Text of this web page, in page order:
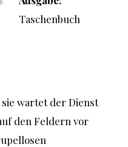
Taschenbuch
wartet der Dienst
den Feldern vor